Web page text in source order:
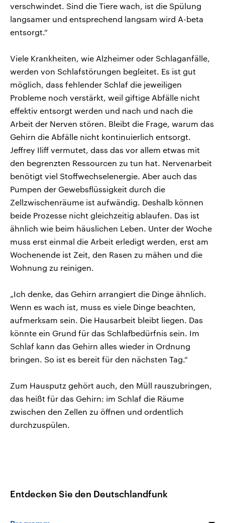
verschwindet. Sind die Tiere wach, ist die Spülung
langsamer und entsprechend langsam wird A-beta
entsorgt.“
Viele Krankheiten, wie Alzheimer oder Schlaganfälle,
werden von Schlafstörungen begleitet. Es ist gut
möglich, dass fehlender Schlaf die jeweiligen
Probleme noch verstärkt, weil giftige Abfälle nicht
effektiv entsorgt werden und nach und nach die
Arbeit der Nerven stören. Bleibt die Frage, warum das
Gehirn die Abfälle nicht kontinuierlich entsorgt.
Jeffrey Iliff vermutet, dass das vor allem etwas mit
den begrenzten Ressourcen zu tun hat. Nervenarbeit
benötigt viel Stoffwechselenergie. Aber auch das
Pumpen der Gewebsflüssigkeit durch die
Zellzwischenräume ist aufwändig. Deshalb können
beide Prozesse nicht gleichzeitig ablaufen. Das ist
ähnlich wie beim häuslichen Leben. Unter der Woche
muss erst einmal die Arbeit erledigt werden, erst am
Wochenende ist Zeit, den Rasen zu mähen und die
Wohnung zu reinigen.
„Ich denke, das Gehirn arrangiert die Dinge ähnlich.
Wenn es wach ist, muss es viele Dinge beachten,
aufmerksam sein. Die Hausarbeit bleibt liegen. Das
könnte ein Grund für das Schlafbedürfnis sein. Im
Schlaf kann das Gehirn alles wieder in Ordnung
bringen. So ist es bereit für den nächsten Tag.“
Zum Hausputz gehört auch, den Müll rauszubringen,
das heißt für das Gehirn: im Schlaf die Räume
zwischen den Zellen zu öffnen und ordentlich
durchzuspülen.
Entdecken Sie den Deutschlandfunk